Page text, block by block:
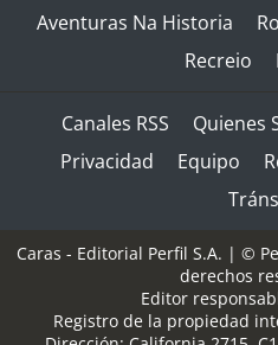
Aventuras Na Historia
Recreio
Canales RSS Quienes
Privacidad
Equipo
Caras - Editorial Perfil S.A. | ©
derechos
Editor
Registro de la propiedad